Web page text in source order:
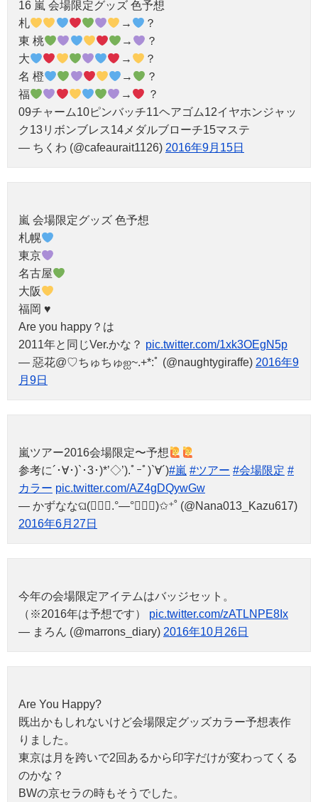
16 嵐 会場限定グッズ 色予想
札
→
？
東 桃
→
？
大
→
？
名 橙
→
？
福
→
？
09チャーム10ピンバッチ11ヘアゴム12イヤホンジャッ
ク13リボンブレス14メダルブローチ15マステ
— ちくわ (@cafeaurait1126) 2016年9月15日
嵐 会場限定グッズ 色予想
札幌
東京
名古屋
大阪
福岡 ♥
Are you happy？は
2011年と同じVer.かな？ pic.twitter.com/1xk3OEgN5p
— 惡花@♡ちゅちゅஐ~.+*:ﾟ (@naughtygiraffe) 2016年9
月9日
嵐ツアー2016会場限定〜予想
参考に´･∀･)`･3･)*’◇’).ﾟｰﾟ)`∀´)#嵐 #ツアー #会場限定 #
カラー pic.twitter.com/AZ4gDQywGw
— かずななଘ(๑⃙⃘.°—°๑⃙⃘)✩⁺˚ (@Nana013_Kazu617)
2016年6月27日
今年の会場限定アイテムはバッジセット。
（※2016年は予想です） pic.twitter.com/zATLNPE8Ix
— まろん (@marrons_diary) 2016年10月26日
Are You Happy?
既出かもしれないけど会場限定グッズカラー予想表作
りました。
東京は月を跨いで2回あるから印字だけが変わってくる
のかな？
BWの京セラの時もそうでした。